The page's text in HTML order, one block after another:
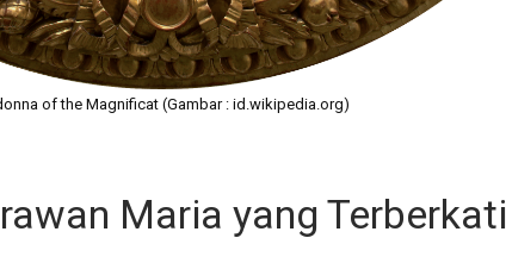
of the Magnificat (Gambar : id.wikipedia.org)
Maria yang Terberkati